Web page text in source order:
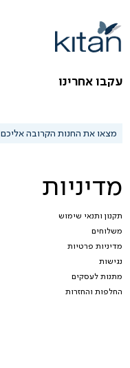
מדיניות
תקנון ותנאי שימוש
משלוחים
מדיניות פרטיות
נגישות
מתנות לעסקים
החלפות והחזרות
עקבו אחרינו
מצאו את החנות הקרובה אליכם